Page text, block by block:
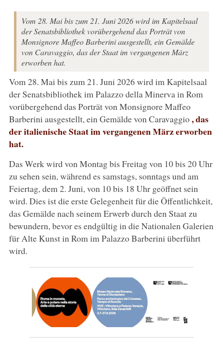
Vom 28. Mai bis zum 21. Juni 2026 wird im Kapitelsaal
der Senatsbibliothek vorübergehend das Porträt von
Monsignore Maffeo Barberini ausgestellt, ein Gemälde
von Caravaggio, das der Staat im vergangenen März
erworben hat.
Vom 28. Mai bis zum 21. Juni 2026 wird im Kapitelsaal
der Senatsbibliothek im Palazzo della Minerva in Rom
vorübergehend das Porträt von Monsignore Maffeo
Barberini ausgestellt, ein Gemälde von Caravaggio, das
der italienische Staat im vergangenen März erworben
hat.
Das Werk wird von Montag bis Freitag von 10 bis 20 Uhr
zu sehen sein, während es samstags, sonntags und am
Feiertag, dem 2. Juni, von 10 bis 18 Uhr geöffnet sein
wird. Dies ist die erste Gelegenheit für die Öffentlichkeit,
das Gemälde nach seinem Erwerb durch den Staat zu
bewundern, bevor es endgültig in die Nationalen Galerien
für Alte Kunst in Rom im Palazzo Barberini überführt
wird.